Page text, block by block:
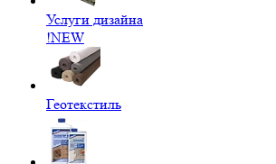
Услуги дизайна
!NEW
Геотекстиль